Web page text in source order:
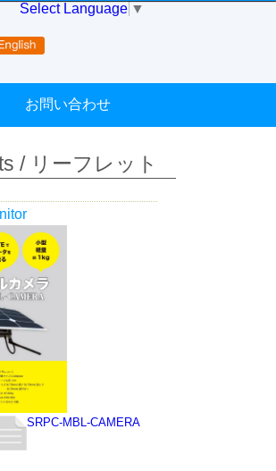
Select Language ▼
お問い合わせ
/ リーフレット